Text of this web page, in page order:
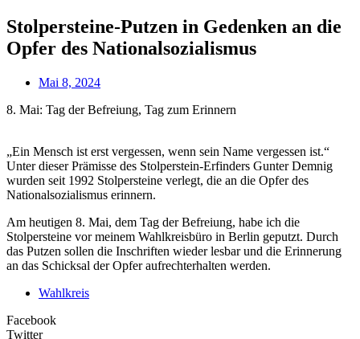
Stolpersteine-Putzen in Gedenken an die
Opfer des Nationalsozialismus
Mai 8, 2024
8. Mai: Tag der Befreiung, Tag zum Erinnern
„Ein Mensch ist erst vergessen, wenn sein Name vergessen ist.“
Unter dieser Prämisse des Stolperstein-Erfinders Gunter Demnig
wurden seit 1992 Stolpersteine verlegt, die an die Opfer des
Nationalsozialismus erinnern.
Am heutigen 8. Mai, dem Tag der Befreiung, habe ich die
Stolpersteine vor meinem Wahlkreisbüro in Berlin geputzt. Durch
das Putzen sollen die Inschriften wieder lesbar und die Erinnerung
an das Schicksal der Opfer aufrechterhalten werden.
Wahlkreis
Facebook
Twitter